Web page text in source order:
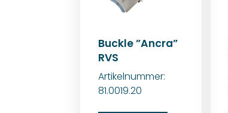
Buckle ”Ancra”
RVS
Artikelnummer:
81.0019.20